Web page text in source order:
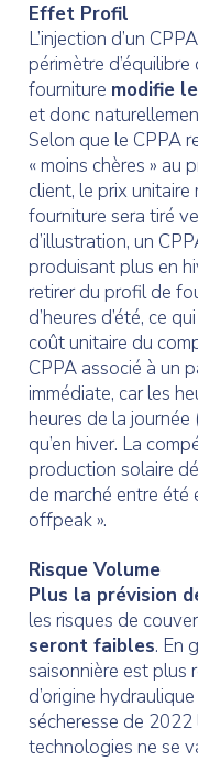
Effet Profil
L’injection d’un
périmètre
fourniture modifie
et donc
Selon que le CPPA
« moins chères » au
client, le prix
fourniture sera tiré
d’illustration, un
produisant plus en
retirer du profil de
d’heures d’été, ce
coût unitaire du
CPPA associé à un
immédiate, car les
heures de la journée
qu’en hiver. La
production solaire
de marché entre été
offpeak ».
Risque Volume
Plus la prévision
les risques de
seront faibles. En
saisonnière est plus
d’origine
sécheresse de 2022
technologies ne se